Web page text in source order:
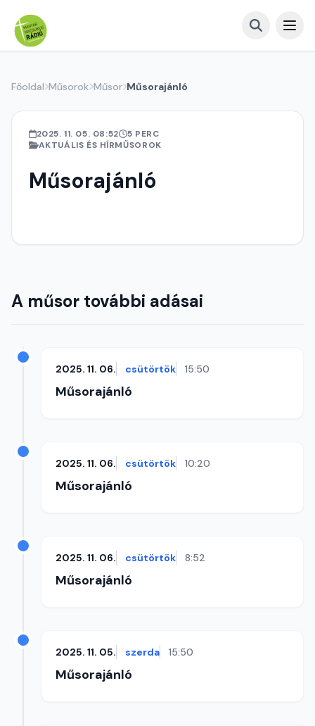
Főoldal Műsorok Műsor Műsorajánló
2025. 11. 05. 08:52
5 PERC
AKTUÁLIS ÉS HÍRMŰSOROK
Műsorajánló
A műsor további adásai
2025. 11. 06. csütörtök 15:50
Műsorajánló
2025. 11. 06. csütörtök 10:20
Műsorajánló
2025. 11. 06. csütörtök 8:52
Műsorajánló
2025. 11. 05. szerda 15:50
Műsorajánló